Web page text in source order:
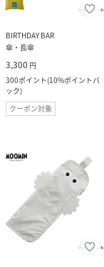
BIRTHDAY BAR
傘・長傘
3,300 円
300ポイント(10%ポイントバ
ック)
クーポン対象